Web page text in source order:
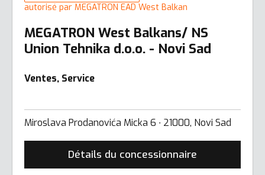
autorisé par MEGATRON EAD West Balkan
MEGATRON West Balkans/ NS
Union Tehnika d.o.o. - Novi Sad
Ventes, Service
Miroslava Prodanovića Micka 6 ∙ 21000, Novi Sad
Détails du concessionnaire